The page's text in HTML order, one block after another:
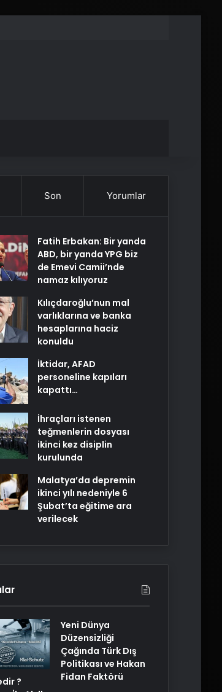
Son Yorumlar
Fatih Erbakan: Bir yanda
ABD, bir yanda YPG biz
de Emevi Camii’nde
namaz kılıyoruz
Kılıçdaroğlu’nun mal
varlıklarına ve banka
hesaplarına haciz
konuldu
İktidar, AFAD
personeline kapıları
kapattı…
İhraçları istenen
teğmenlerin dosyası
ikinci kez disiplin
kurulunda
Malatya’da depremin
ikinci yılı nedeniyle 6
Şubat’ta eğitime ara
verilecek
?
Yeni Dünya
Düzensizliği
Çağında Türk Dış
Politikası ve Hakan
Fidan Faktörü